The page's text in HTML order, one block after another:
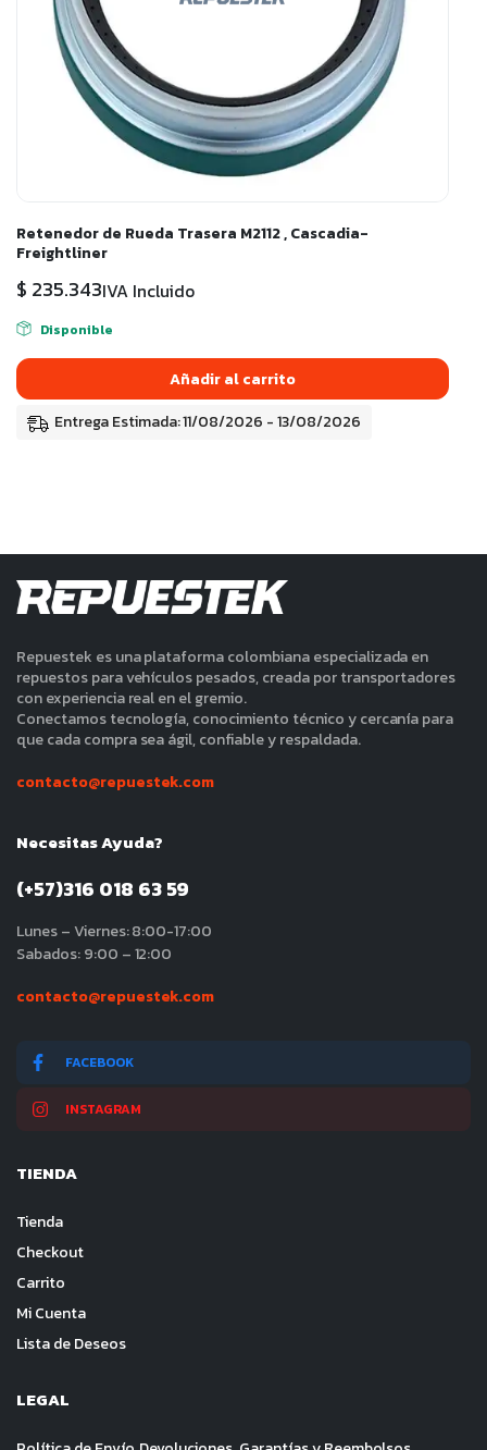
Retenedor de Rueda Trasera M2112 , Cascadia-
Freightliner
$ 235.343IVA Incluido
Disponible
Añadir al carrito
Entrega Estimada: 11/08/2026 - 13/08/2026
Repuestek es una plataforma colombiana especializada en
repuestos para vehículos pesados, creada por transportadores
con experiencia real en el gremio.
Conectamos tecnología, conocimiento técnico y cercanía para
que cada compra sea ágil, confiable y respaldada.
contacto@repuestek.com
Necesitas Ayuda?
(+57)316 018 63 59
Lunes – Viernes: 8:00-17:00
Sabados: 9:00 – 12:00
contacto@repuestek.com
FACEBOOK
INSTAGRAM
TIENDA
Tienda
Checkout
Carrito
Mi Cuenta
Lista de Deseos
LEGAL